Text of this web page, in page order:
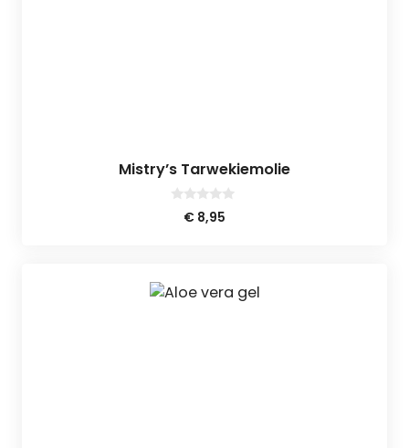
Mistry’s Tarwekiemolie
€ 8,95